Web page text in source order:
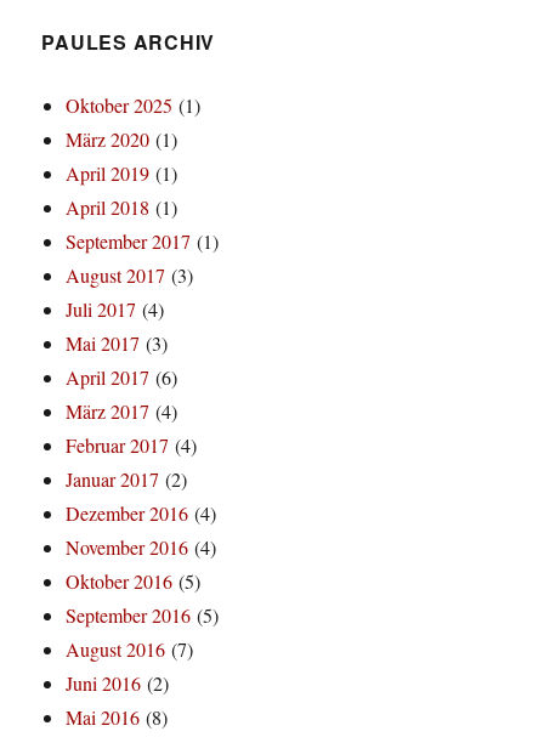
PAULES ARCHIV
Oktober 2025 (1)
März 2020 (1)
April 2019 (1)
April 2018 (1)
September 2017 (1)
August 2017 (3)
Juli 2017 (4)
Mai 2017 (3)
April 2017 (6)
März 2017 (4)
Februar 2017 (4)
Januar 2017 (2)
Dezember 2016 (4)
November 2016 (4)
Oktober 2016 (5)
September 2016 (5)
August 2016 (7)
Juni 2016 (2)
Mai 2016 (8)